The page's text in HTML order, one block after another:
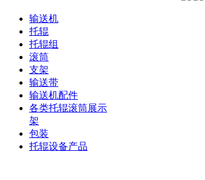
输送机
托辊
托辊组
滚筒
支架
输送带
输送机配件
各类托辊滚筒展示
架
包装
托辊设备产品